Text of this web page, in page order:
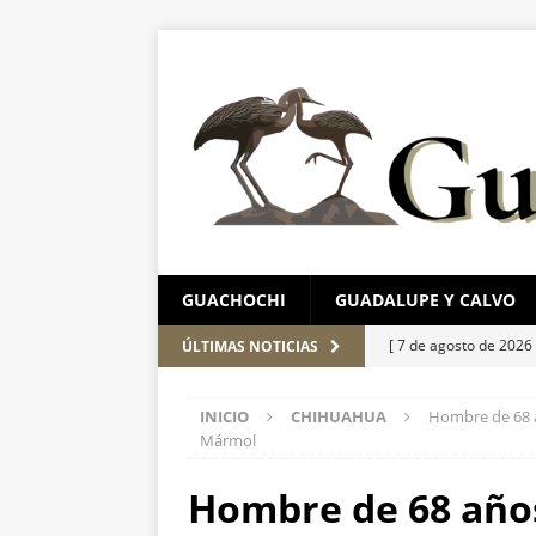
GUACHOCHI GUADALUPE Y CALVO
ÚLTIMAS NOTICIAS [ 7 de agosto de 2026
[ 7 de agosto de
[ 7 de agosto de
INICIO CHIHUAHUA
Hombre de 68
Mármol
Hombre de 68